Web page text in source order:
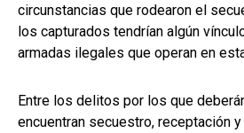
circunstancias que rodearon el
los capturados tendrían algún
armadas ilegales que operan en
Entre los delitos por los que
encuentran secuestro, receptación